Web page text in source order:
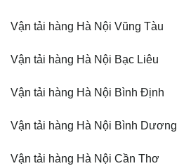
Vận tải hàng Hà Nội Vũng Tàu
Vận tải hàng Hà Nội Bạc Liêu
Vận tải hàng Hà Nội Bình Định
Vận tải hàng Hà Nội Bình Dương
Vận tải hàng Hà Nội Cần Thơ